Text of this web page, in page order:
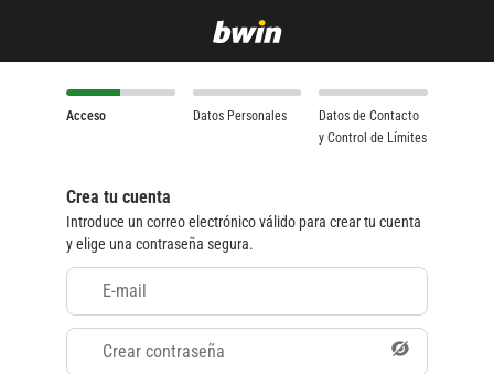
Acceso Datos Personales
Datos de Contacto
y Control de Límites
Crea tu cuenta
Introduce un correo electrónico válido para crear tu cuenta
y elige una contraseña segura.
E-mail
Crear contraseña